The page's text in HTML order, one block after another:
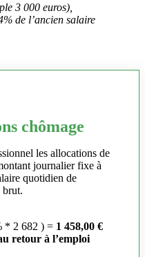
3 000 euros),
de l’ancien salaire
chômage
les allocations de
journalier fixe à
quotidien de
brut.
* 2 682 ) = 1 458,00 €
retour à l’emploi